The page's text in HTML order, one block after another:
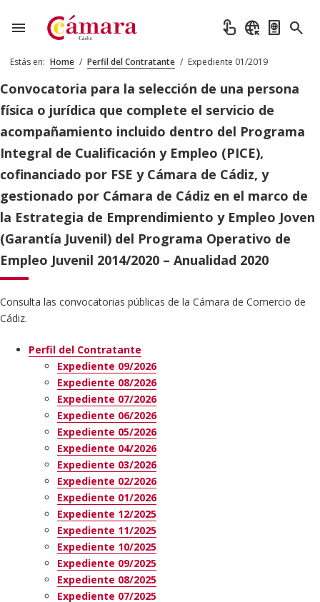
menu touch_app captive_portal passport search
Estás en: Home / Perfil del Contratante / Expediente 01/2019
Convocatoria para la selección de una persona
física o jurídica que complete el servicio de
acompañamiento incluido dentro del Programa
Integral de Cualificación y Empleo (PICE),
cofinanciado por FSE y Cámara de Cádiz, y
gestionado por Cámara de Cádiz en el marco de
la Estrategia de Emprendimiento y Empleo Joven
(Garantía Juvenil) del Programa Operativo de
Empleo Juvenil 2014/2020 – Anualidad 2020
Consulta las convocatorias públicas de la Cámara de Comercio de
Cádiz.
Perfil del Contratante
Expediente 09/2026
Expediente 08/2026
Expediente 07/2026
Expediente 06/2026
Expediente 05/2026
Expediente 04/2026
Expediente 03/2026
Expediente 02/2026
Expediente 01/2026
Expediente 12/2025
Expediente 11/2025
Expediente 10/2025
Expediente 09/2025
Expediente 08/2025
Expediente 07/2025